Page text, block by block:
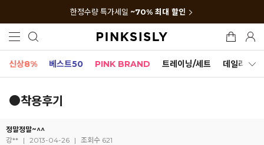
한정수량 특가세일 ~70% 최대 할인
신상8% 베스트50 PINK BRAND 트레이닝/세트 데일리세트
●착용후기
정말정말~^^
강** | 2013-04-26 | 조회수 621